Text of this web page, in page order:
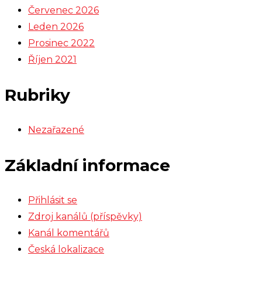
Červenec 2026
Leden 2026
Prosinec 2022
Říjen 2021
Rubriky
Nezařazené
Základní informace
Přihlásit se
Zdroj kanálů (příspěvky)
Kanál komentářů
Česká lokalizace